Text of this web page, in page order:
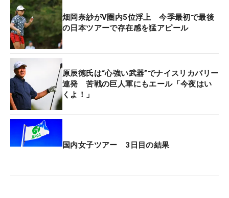
した。（第3ラウンドは）ピンポジションが傾斜に
切ってあって、すぐにボギーになってしまう感じで
したが、うまくマネジメントしながらプレーをしま
した」。
アップダウンのあるコースで、「体力的にも削られ
る感じではありましたが、自分のしたいスイングが
できていたと思うので、しっかり最後まで持たせる
ことができた」とフェアウェイキープ（14/14）、
パーオンともに100％。安定したショットで、リズ
ムを崩すことはなかった。
畑岡奈紗がV圏内5位浮上 今季最初で最後
の日本ツアーで存在感を猛アピール
原辰徳氏は“心強い武器”でナイスリカバリー
連発 苦戦の巨人軍にもエール「今夜はい
くよ！」
国内女子ツアー 3日目の結果